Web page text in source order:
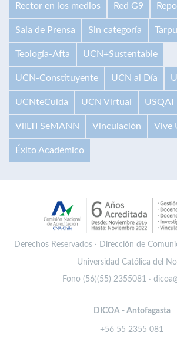
Rector en los medios Red G9
Sala de Prensa Sin categoría
Teología-Afta UCN+Sustentable
UCN-Constituyente UCN al Día
UCNteCuida UCN Virtual USQAI
VilLTI SeMANN Vinculación Vive
Éxito Académico
Derechos Reservados · Dirección de
Universidad Católica del
Fono (56)(55) 2355081 ·
DICOA - Antofagasta
+56 55 2355 081